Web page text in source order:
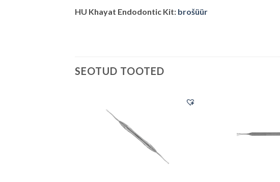
HU Khayat Endodontic Kit: brošüür
SEOTUD TOOTED